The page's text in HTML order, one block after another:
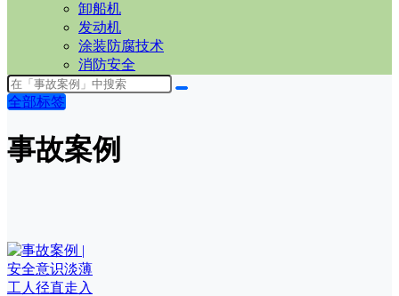
卸船机
发动机
涂装防腐技术
消防安全
全部标签
事故案例